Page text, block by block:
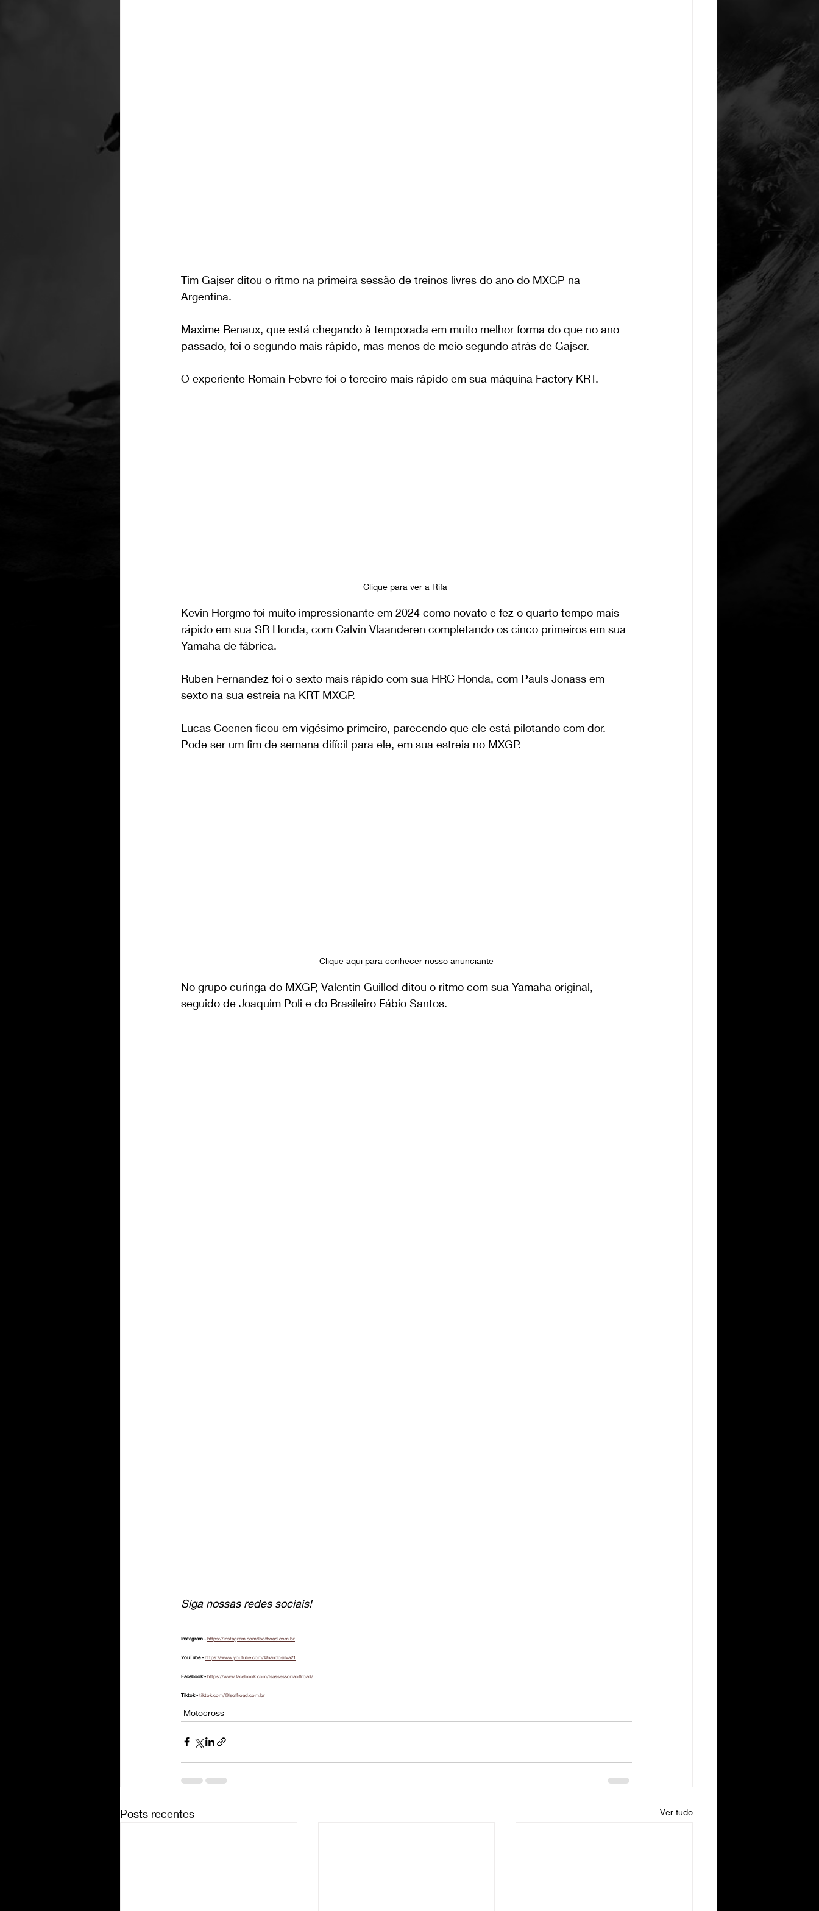
Tim Gajser ditou o ritmo na primeira sessão de treinos livres do ano do MXGP na
Argentina.
Maxime Renaux, que está chegando à temporada em muito melhor forma do que no ano
passado, foi o segundo mais rápido, mas menos de meio segundo atrás de Gajser.
O experiente Romain Febvre foi o terceiro mais rápido em sua máquina Factory KRT.
Clique para ver a Rifa
Kevin Horgmo foi muito impressionante em 2024 como novato e fez o quarto tempo mais
rápido em sua SR Honda, com Calvin Vlaanderen completando os cinco primeiros em sua
Yamaha de fábrica.
Ruben Fernandez foi o sexto mais rápido com sua HRC Honda, com Pauls Jonass em
sexto na sua estreia na KRT MXGP.
Lucas Coenen ficou em vigésimo primeiro, parecendo que ele está pilotando com dor.
Pode ser um fim de semana difícil para ele, em sua estreia no MXGP.
Clique aqui para conhecer nosso anunciante
No grupo curinga do MXGP, Valentin Guillod ditou o ritmo com sua Yamaha original,
seguido de Joaquim Poli e do Brasileiro Fábio Santos.
Siga nossas redes sociais!
Instagram - https://instagram.com/lsoffroad.com.br
YouTube - https://www.youtube.com/@nandosilva21
Facebook - https://www.facebook.com/lsassessoriaoffroad/
Tiktok - tiktok.com/@lsoffroad.com.br
Motocross
Posts recentes Ver tudo